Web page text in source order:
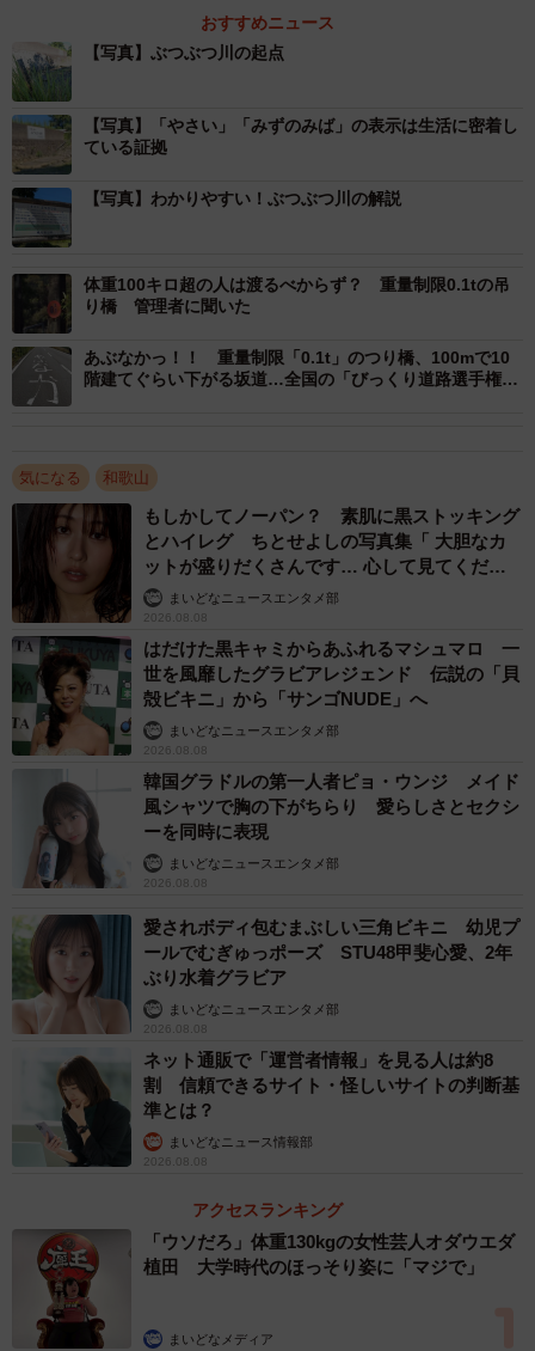
みだった。水道が整備される前は、飲み水にも利用されて
いたという。川のほとりには「みずのみば」「やさい」と
記された、木製の表示板も設置されている。草に半ば埋も
れて見づらいが、「ぶつぶつ川起点」を示す表示もある。
智勝浦町役場）
「ぶつぶつ川起点」の表示もある（画像提供：那智勝浦町役場）
那智勝浦町役場によると「水道が整備されてからは、飲み
水としてはあまり利用されておらず、野菜を洗ったり水浴
実際、真夏の猛暑日には、子どもたちが水浴びをすること
があるそうだ。
地元での存在感は、指定前後で大きな変化はないとのこと
だが、二級河川に指定された後は「日本一短い」ことが全
国的にPRできるため、看板の設置や環境整備を行っている
という。
「指定後は、メディアやクイズなどに『ぶつぶつ川』をと
おすすめニュース
【写真】ぶつぶつ川の起点
【写真】「やさい」「みずのみば」の表示は生活に密着し
ている証拠
【写真】わかりやすい！ぶつぶつ川の解説
体重100キロ超の人は渡るべからず？ 重量制限0.1tの吊
り橋 管理者に聞いた
あぶなかっ！！ 重量制限「0.1t」のつり橋、100mで10
階建てぐらい下がる坂道…全国の「びっくり道路選手権」
気になる 和歌山
もしかしてノーパン？ 素肌に黒ストッキング
とハイレグ ちとせよしの写真集「 大胆なカ
ットが盛りだくさんです… 心して見てくださ
い」まいどなニュースエンタメ部
2026.08.08
はだけた黒キャミからあふれるマシュマロ 一
世を風靡したグラビアレジェンド 伝説の「貝
殻ビキニ」から「サンゴNUDE」へ
まいどなニュースエンタメ部
2026.08.08
韓国グラドルの第一人者ピョ・ウンジ メイド
風シャツで胸の下がちらり 愛らしさとセクシ
ーを同時に表現
まいどなニュースエンタメ部
2026.08.08
愛されボディ包むまぶしい三角ビキニ 幼児プ
ールでむぎゅっポーズ STU48甲斐心愛、2年
ぶり水着グラビア
まいどなニュースエンタメ部
2026.08.08
ネット通販で「運営者情報」を見る人は約8
割 信頼できるサイト・怪しいサイトの判断基
準とは？
まいどなニュース情報部
2026.08.08
アクセスランキング
「ウソだろ」体重130kgの女性芸人オダウエダ
植田 大学時代のほっそり姿に「マジで」
まいどなメディア